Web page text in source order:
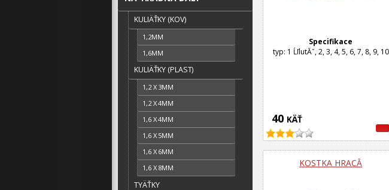
40 KÄŤ
Specifikace
typ: 1 ĹľlutĂˇ, 2, 3, 4, 5, 6, 7, 8, 9, 10
KOSTKA HRACĂ­
KULIÄŤKY (KOV)
1,2MM
1,6MM
KULIÄŤKY (PLAST)
1,2 X 3MM
1,2 X 4MM
1,6 X 4MM
1,6 X 5MM
1,6 X 6MM
1,6 X 8MM
TYÄŤKY